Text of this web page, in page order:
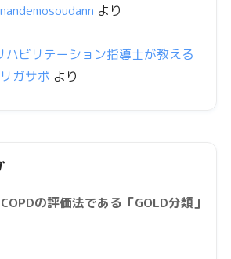
nandemosoudann より
ハビリテーション指導士が教える
リガサポ より
の評価法である「GOLD分類」